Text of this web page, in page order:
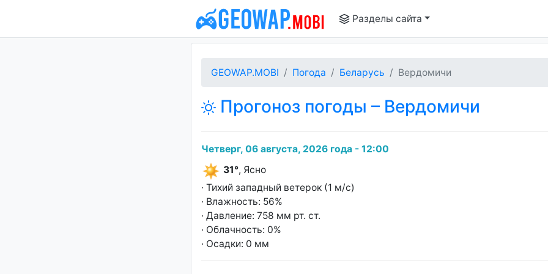
Разделы сайта
GEOWAP.MOBI Погода Беларусь Вердомичи
Прогоноз погоды – Вердомичи
Четверг, 06 августа, 2026 года - 12:00
31°, Ясно
· Тихий западный ветерок (1 м/с)
· Влажность: 56%
· Давление: 758 мм рт. ст.
· Облачность: 0%
· Осадки: 0 мм